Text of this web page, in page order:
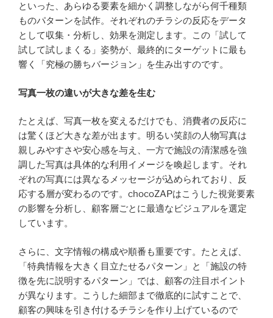
といった、あらゆる要素を細かく調整しながら何千種類
ものパターンを試作。それぞれのチラシの反応をデータ
として収集・分析し、効果を測定します。この「試して
試して試しまくる」姿勢が、最終的にターゲットに最も
響く「究極の勝ちバージョン」を生み出すのです。
写真一枚の違いが大きな差を生む
たとえば、写真一枚を変えるだけでも、消費者の反応に
は驚くほど大きな差が出ます。明るい笑顔の人物写真は
親しみやすさや安心感を与え、一方で施設の清潔感を強
調した写真は具体的な利用イメージを喚起します。それ
ぞれの写真には異なるメッセージが込められており、反
応する層が変わるのです。chocoZAPはこうした視覚要素
の影響を分析し、顧客層ごとに最適なビジュアルを選定
しています。
さらに、文字情報の構成や順番も重要です。たとえば、
「特典情報を大きく目立たせるパターン」と「施設の特
徴を先に説明するパターン」では、顧客の注目ポイント
が異なります。こうした細部まで徹底的に試すことで、
顧客の興味を引き付けるチラシを作り上げているので